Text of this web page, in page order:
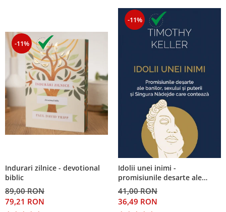
-11%
Indurari zilnice - devotional
biblic
89,00 RON
79,21 RON
-11%
Idolii unei inimi -
promisiunile desarte ale
banilor, sexului si puterii si
Singura Nadejde care
conteaza
41,00 RON
36,49 RON